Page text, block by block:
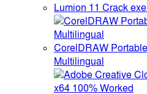
Lumion 11 Crack
CorelDRAW
Multilingual